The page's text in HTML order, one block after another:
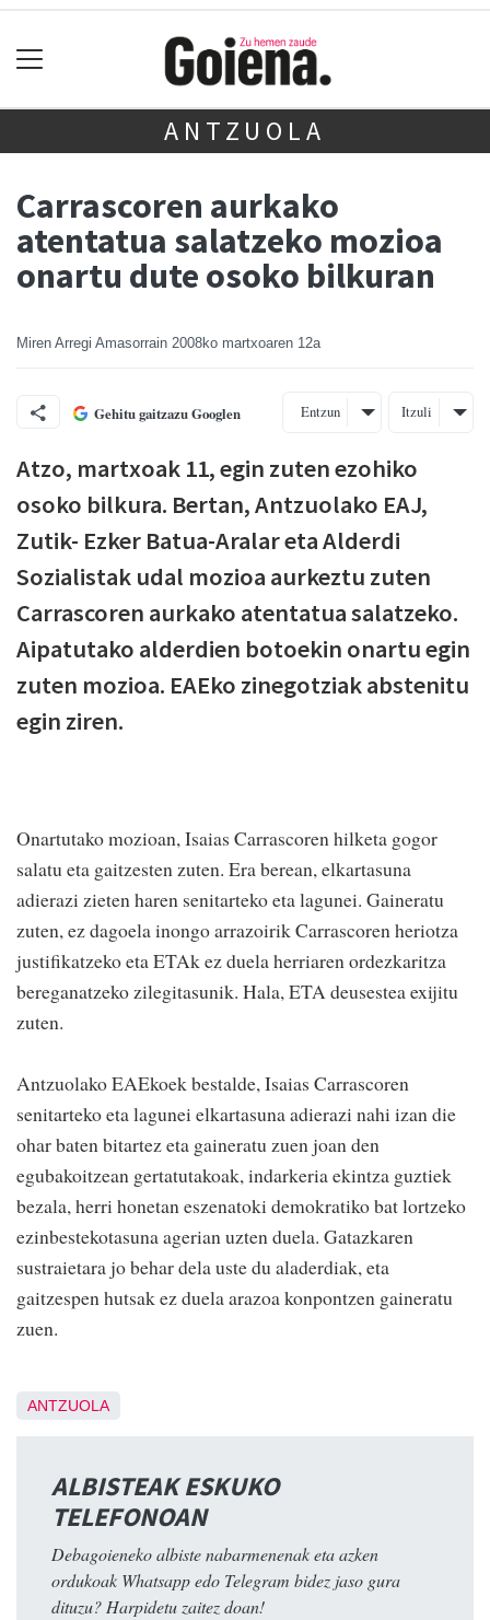
ANTZUOLA
Carrascoren aurkako
atentatua salatzeko mozioa
onartu dute osoko bilkuran
Miren Arregi Amasorrain 2008ko martxoaren 12a
Gehitu gaitzazu Googlen Entzun Itzuli
Atzo, martxoak 11, egin zuten ezohiko
osoko bilkura. Bertan, Antzuolako EAJ,
Zutik- Ezker Batua-Aralar eta Alderdi
Sozialistak udal mozioa aurkeztu zuten
Carrascoren aurkako atentatua salatzeko.
Aipatutako alderdien botoekin onartu egin
zuten mozioa. EAEko zinegotziak abstenitu
egin ziren.
Onartutako mozioan, Isaias Carrascoren hilketa gogor
salatu eta gaitzesten zuten. Era berean, elkartasuna
adierazi zieten haren senitarteko eta lagunei. Gaineratu
zuten, ez dagoela inongo arrazoirik Carrascoren heriotza
justifikatzeko eta ETAk ez duela herriaren ordezkaritza
bereganatzeko zilegitasunik. Hala, ETA deusestea exijitu
zuten.
Antzuolako EAEkoek bestalde, Isaias Carrascoren
senitarteko eta lagunei elkartasuna adierazi nahi izan die
ohar baten bitartez eta gaineratu zuen joan den
egubakoitzean gertatutakoak, indarkeria ekintza guztiek
bezala, herri honetan eszenatoki demokratiko bat lortzeko
ezinbestekotasuna agerian uzten duela. Gatazkaren
sustraietara jo behar dela uste du aladerdiak, eta
gaitzespen hutsak ez duela arazoa konpontzen gaineratu
zuen.
ANTZUOLA
ALBISTEAK ESKUKO
TELEFONOAN
Debagoieneko albiste nabarmenenak eta azken
ordukoak Whatsapp edo Telegram bidez jaso gura
dituzu? Harpidetu zaitez doan!